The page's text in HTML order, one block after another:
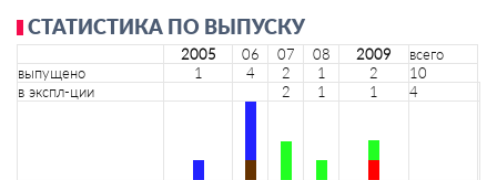
СТАТИСТИКА ПО ВЫПУСКУ
2005 06 07 08 2009
всего
выпущено
1 4 2 1 2
10
в экспл-ции
2 1 1 4